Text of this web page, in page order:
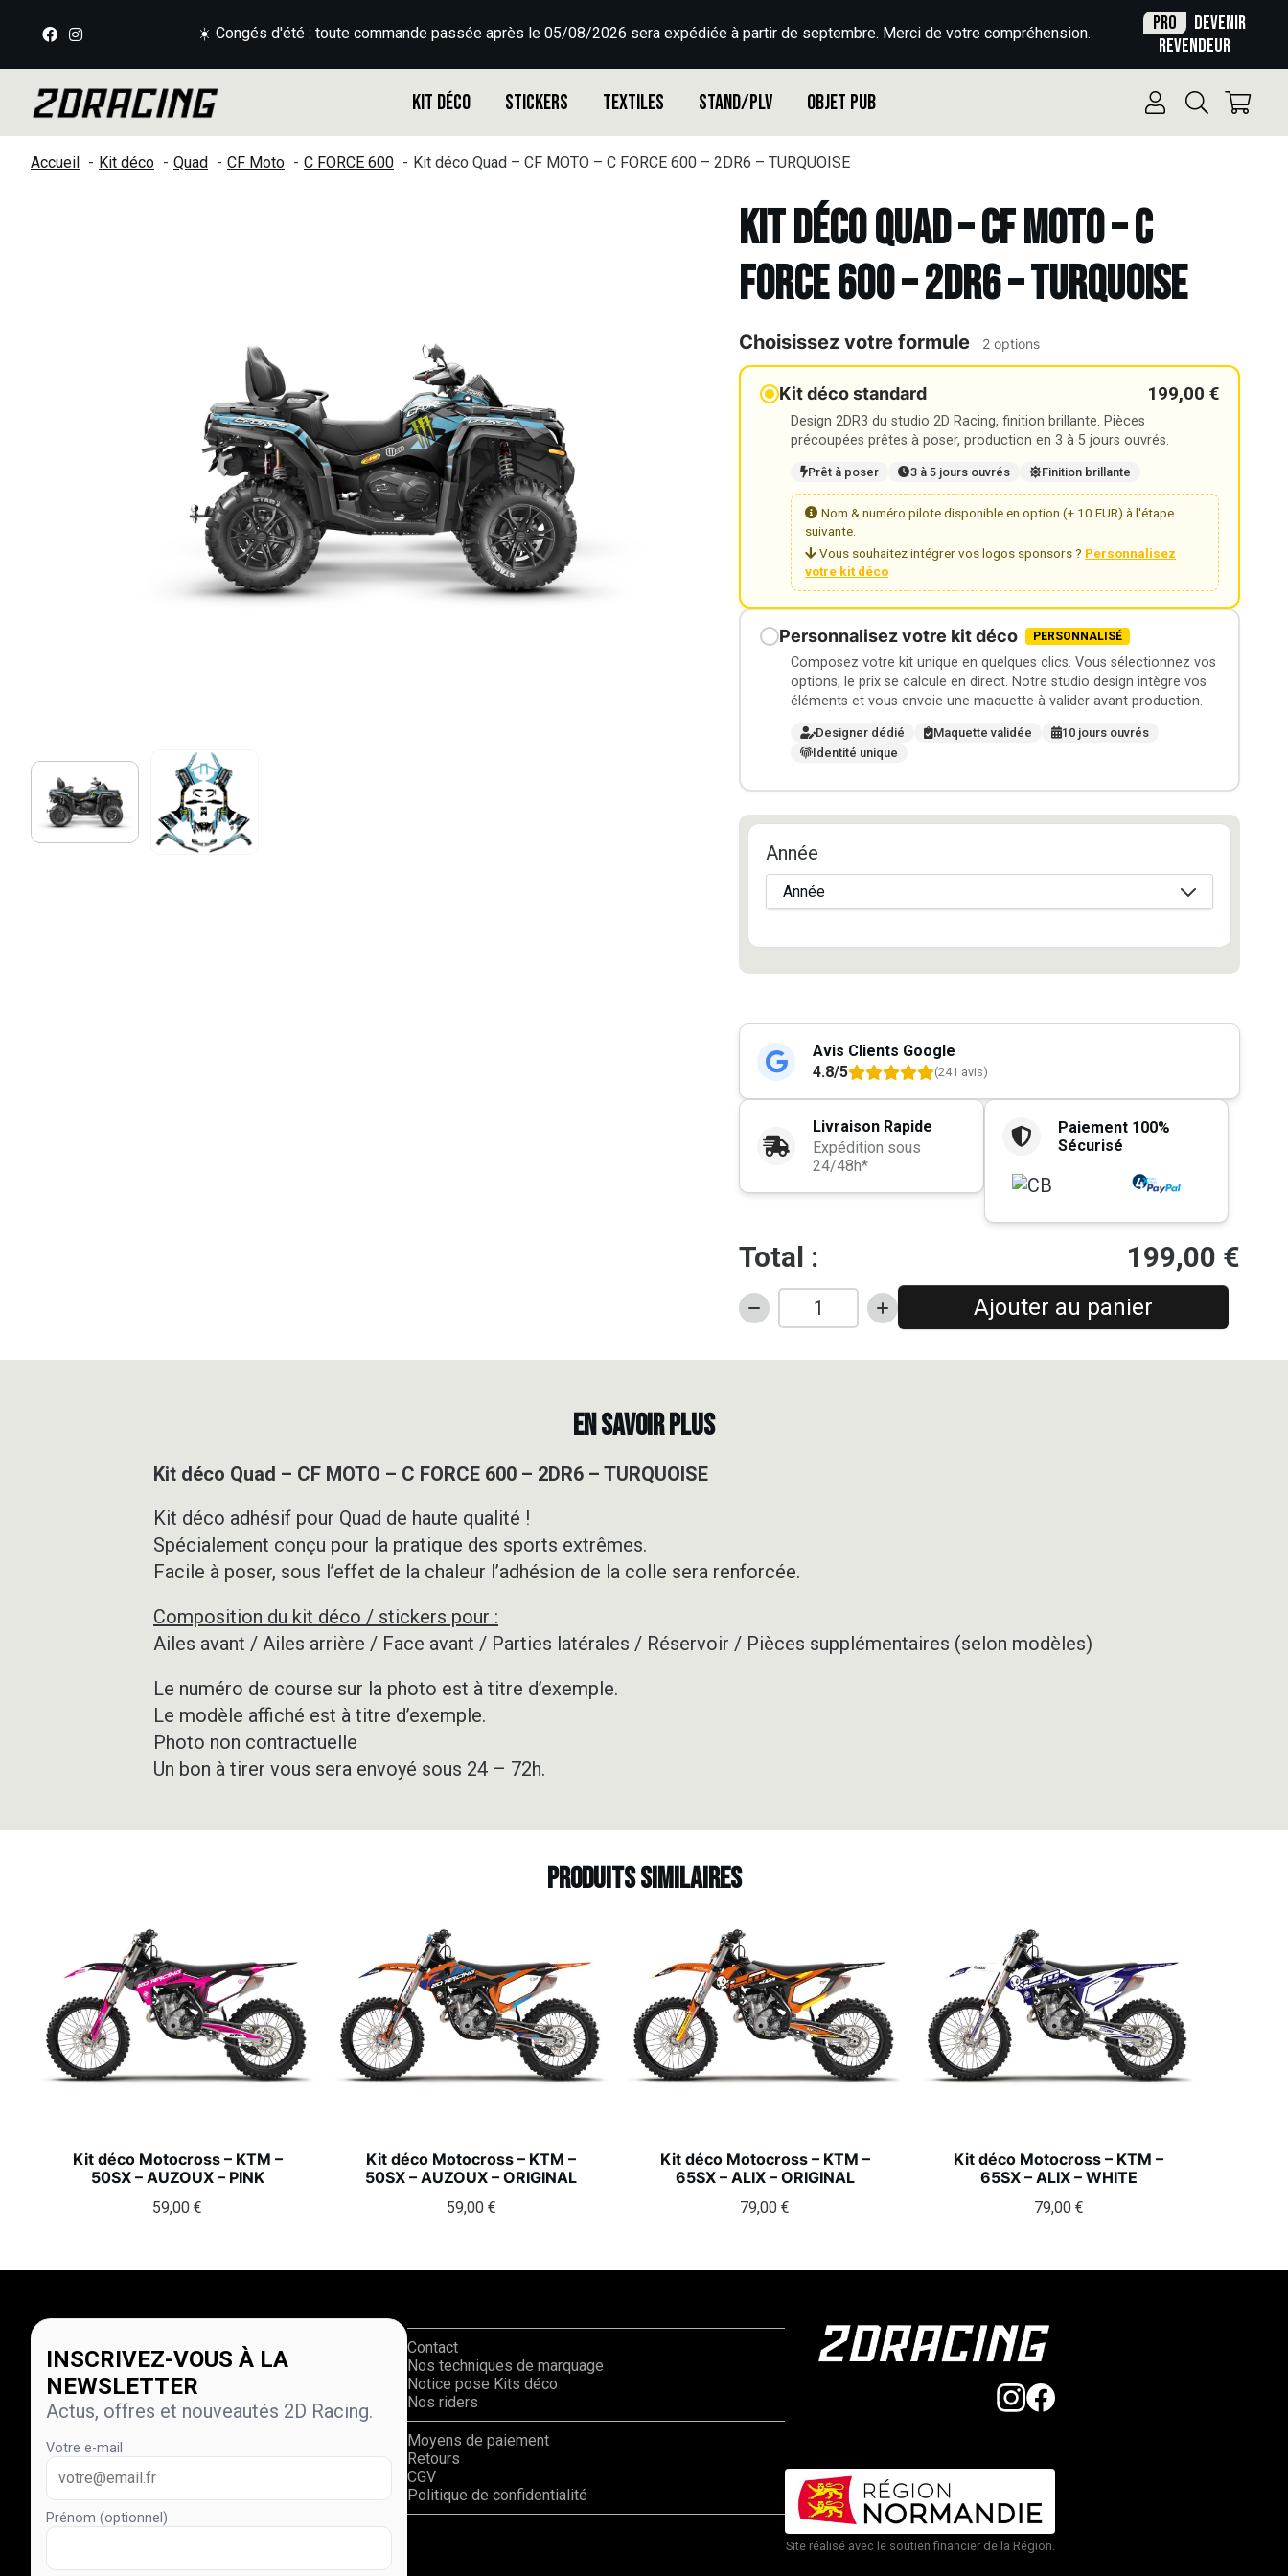
☀️ Congés d'été : toute commande passée après le 05/08/2026 sera expédiée à partir de septembre. Merci de votre compréhension. Pro
Devenir
revendeur
Kit déco Stickers Textiles Stand/PLV Objet Pub
Accueil Kit déco Quad CF Moto C FORCE 600 Kit déco Quad – CF MOTO – C FORCE 600 – 2DR6 – TURQUOISE
Kit déco Quad – CF MOTO – C
FORCE 600 – 2DR6 – TURQUOISE
Choisissez votre formule 2 options
Kit déco standard 199,00 €
Design 2DR3 du studio 2D Racing, finition brillante. Pièces
précoupées prêtes à poser, production en 3 à 5 jours ouvrés.
Prêt à poser 3 à 5 jours ouvrés Finition brillante
Nom & numéro pilote disponible en option (+ 10 EUR) à l'étape
suivante.
Vous souhaitez intégrer vos logos sponsors ? Personnalisez
votre kit déco
Personnalisez votre kit déco PERSONNALISÉ
Composez votre kit unique en quelques clics. Vous sélectionnez vos
options, le prix se calcule en direct. Notre studio design intègre vos
éléments et vous envoie une maquette à valider avant production.
Designer dédié Maquette validée
10 jours ouvrés
Identité unique
Année
Avis Clients Google
4.8/5
(241 avis)
Livraison Rapide
Expédition sous
24/48h*
Paiement 100%
Sécurisé
Total : 199,00 €
quantité
Kit
600
-
Ajouter au panier
EN SAVOIR PLUS
Kit déco Quad – CF MOTO – C FORCE 600 – 2DR6 – TURQUOISE
Kit déco adhésif pour Quad de haute qualité !
Spécialement conçu pour la pratique des sports extrêmes.
Facile à poser, sous l’effet de la chaleur l’adhésion de la colle sera renforcée.
Composition du kit déco / stickers pour :
Ailes avant / Ailes arrière / Face avant / Parties latérales / Réservoir / Pièces supplémentaires (selon modèles)
Le numéro de course sur la photo est à titre d’exemple.
Le modèle affiché est à titre d’exemple.
Photo non contractuelle
Un bon à tirer vous sera envoyé sous 24 – 72h.
Produits similaires
Kit déco Motocross – KTM –
50SX – AUZOUX – PINK
59,00€
Kit déco Motocross – KTM –
50SX – AUZOUX – ORIGINAL
59,00 €
Kit déco Motocross – KTM –
65SX – ALIX – ORIGINAL
79,00€
Kit déco Motocross – KTM –
65SX – ALIX – WHITE
79,00 €
INSCRIVEZ-VOUS À LA
NEWSLETTER
Actus, offres et nouveautés 2D Racing.
Votre e-mail
Prénom (optionnel)
Contact
Nos techniques de marquage
Notice pose Kits déco
Nos riders
Moyens de paiement
Retours
CGV
Politique de confidentialité
Site réalisé avec le soutien financier de la Région.